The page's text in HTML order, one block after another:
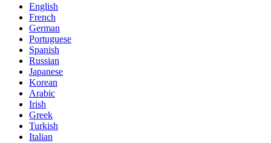
English
French
German
Portuguese
Spanish
Russian
Japanese
Korean
Arabic
Irish
Greek
Turkish
Italian